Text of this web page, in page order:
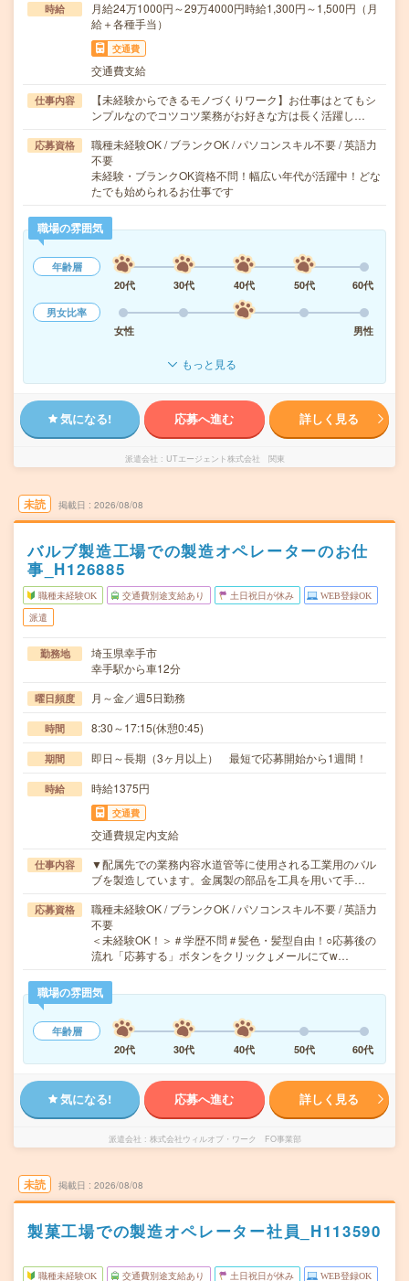
時給
月給24万1000円～29万4000円時給1,300円～1,500円（月
給＋各種手当）
交通費
交通費支給
仕事内容
【未経験からできるモノづくりワーク】お仕事はとてもシ
ンプルなのでコツコツ業務がお好きな方は長く活躍し…
応募資格
職種未経験OK / ブランクOK / パソコンスキル不要 / 英語力
不要
未経験・ブランクOK資格不問！幅広い年代が活躍中！どな
たでも始められるお仕事です
職場の雰囲気
年齢層
20代
30代 40代 50代
60代
男女比率
女性
男性
もっと見る
気になる! 応募へ進む 詳しく見る
派遣会社 UTエージェント株式会社 関東
未読 掲載日 2026/08/08
バルブ製造工場での製造オペレーターのお仕
事_H126885
職種未経験OK 交通費別途支給あり 土日祝日が休み WEB登録OK
派遣
勤務地
埼玉県幸手市
幸手駅から車12分
曜日頻度 月～金／週5日勤務
時間 8:30～17:15(休憩0:45)
期間 即日～長期（3ヶ月以上） 最短で応募開始から1週間！
時給 時給1375円
交通費
交通費規定内支給
仕事内容
▼配属先での業務内容水道管等に使用される工業用のバル
ブを製造しています。金属製の部品を工具を用いて手…
応募資格
職種未経験OK / ブランクOK / パソコンスキル不要 / 英語力
不要
＜未経験OK！＞＃学歴不問＃髪色・髪型自由！○応募後の
流れ「応募する」ボタンをクリック↓メールにてw…
職場の雰囲気
年齢層
20代
30代 40代 50代 60代
気になる! 応募へ進む 詳しく見る
派遣会社 株式会社ウィルオブ・ワーク FO事業部
未読 掲載日 2026/08/08
製菓工場での製造オペレーター社員_H113590
職種未経験OK 交通費別途支給あり 土日祝日が休み WEB登録OK